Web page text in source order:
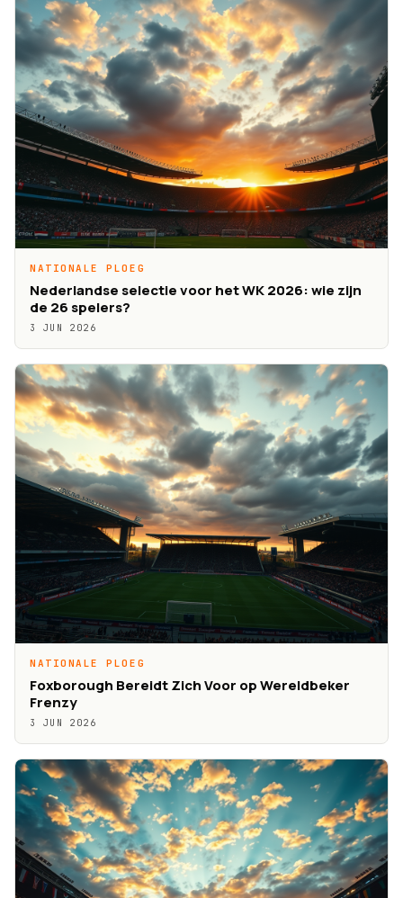
NATIONALE PLOEG
Nederlandse selectie voor het WK 2026: wie zijn
de 26 spelers?
3 JUN 2026
NATIONALE PLOEG
Foxborough Bereidt Zich Voor op Wereldbeker
Frenzy
3 JUN 2026